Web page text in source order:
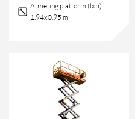
Afmeting platform (lxb):
1.94x0.95 m